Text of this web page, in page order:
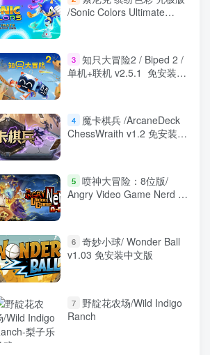
/Sonic Colors Ultimate
3 知只大冒险2 / Biped 2 /
单机+联机 v2.5.1 免安装中
4
魔卡棋兵 /ArcaneDeck
ChessWraith v1.2 免安装中
5 喷神大冒险：8位版/
Angry Video Game Nerd 8-
6 奇妙小球/ Wonder Ball
v1.03 免安装中文版
7
野靛花农场/Wild Indigo
Ranch